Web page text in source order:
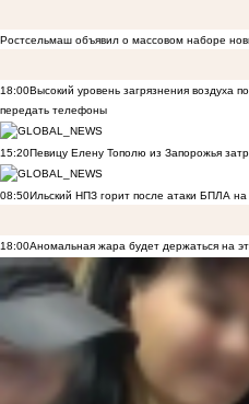
Ростсельмаш объявил о массовом наборе
18:00Высокий уровень загрязнения воздуха
передать телефоны
15:20Певицу Елену Тополю из Запорожья
08:50Ильский НПЗ горит после атаки БПЛА на
18:00Аномальная жара будет держаться на